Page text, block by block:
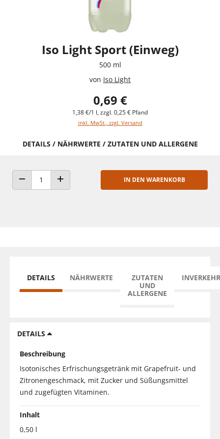
Iso Light Sport (Einweg)
500 ml
von Iso Light
0,69 €
1,38 €/1 l, zzgl. 0,25 € Pfand
inkl. MwSt., zzgl. Versand
DETAILS / NÄHRWERTE / ZUTATEN UND ALLERGENE
ANZAHL VERRINGERNANZAHL ERHÖHEN
IN DEN WARENKORB
DETAILS NÄHRWERTE
ZUTATEN
UND
ALLERGENE
DETAILS
Beschreibung
Isotonisches Erfrischungsgetränk mit Grapefruit- und
Zitronengeschmack, mit Zucker und Süßungsmittel
und zugefügten Vitaminen.
Inhalt
0,50 l